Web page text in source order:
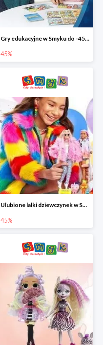
Gry edukacyjne w Smyku do -45%
45%
Ulubione lalki dziewczynek w Smyku do -45%
45%